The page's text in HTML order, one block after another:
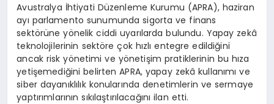
Avustralya İhtiyati Düzenleme Kurumu (APRA), haziran
ayı parlamento sunumunda sigorta ve finans
sektörüne yönelik ciddi uyarılarda bulundu. Yapay zekâ
teknolojilerinin sektöre çok hızlı entegre edildiğini
ancak risk yönetimi ve yönetişim pratiklerinin bu hıza
yetişemediğini belirten APRA, yapay zekâ kullanımı ve
siber dayanıklılık konularında denetimlerin ve sermaye
yaptırımlarının sıkılaştırılacağını ilan etti.